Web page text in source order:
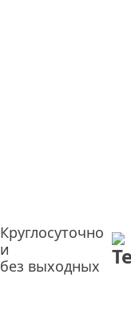
Круглосуточно
и
без выходных